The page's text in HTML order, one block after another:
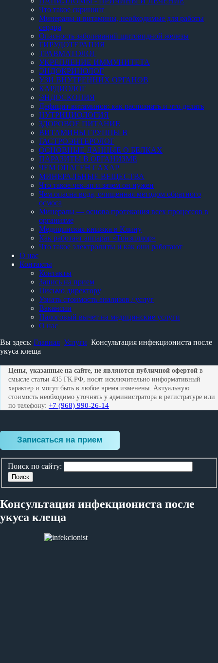
Что такое скрининг
Минералы и витамины, необходимые для работы
сердца
Опасность заболеваний щитовидной железы
ГИРУДОТЕРАПИЯ
ТРАВМАТОЛОГ
УКРЕПЛЕНИЕ ИММУНИТЕТА
ЭНДОКРИНОЛОГ
УЗИ ВНУТРЕННИХ ОРГАНОВ
КАРДИОЛОГ
ЭНДОСКОПИЯ
Дефицит витаминов: как распознать и что делать
НУТРИЦИОЛОГИЯ
ЗДОРОВОЕ ПИТАНИЕ
ВИТАМИНЫ ГРУППЫ B
ГАСТРОЭНТЕРОЛОГ
ОСНОВНЫЕ ДАННЫЕ О БЕЛКАХ
ПАРАЗИТЫ В ОРГАНИЗМЕ
ЧЕМ ОПАСЕН САХАР
МИНЕРАЛЬНЫЕ ВЕЩЕСТВА
Что такое чек-ап и зачем он нужен
Чем опасна вода, очищенная методом обратного
осмоса
Минералы — основа протекания всех процессов в
организме
Медицинская книжка в Клину
Как работает аппарат «Тонзиллор»
Что такое электролиты и как они работают
О нас
Контакты
Контакты
Запись на прием
Письмо директору
Узнать стоимость анализов / услуг
Вакансии
Налоговый вычет на медицинские услуги
О нас
Вы здесь: Главная Услуги Консультация инфекциониста после
укуса клеща
Цены, указанные на сайте, не являются публичной офертой в
смысле статьи 435 ГК.РФ, носят исключительно информативный
характер и могут быть в любое время изменены. Актуальную
стоимость необходимо уточнять у администратора в регистратуре или
по телефону: +7 (968) 990-26-14
Записаться на прием
Поиск по сайту:
Поиск
Консультация инфекциониста после
укуса клеща